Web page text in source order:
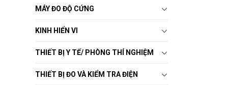
MÁY ĐO ĐỘ CỨNG
KINH HIỂN VI
THIẾT BỊ Y TẾ/ PHÒNG THÍ NGHIỆM
THIẾT BỊ ĐO VÀ KIỂM TRA ĐIỆN